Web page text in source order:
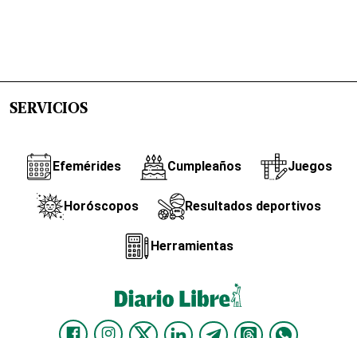
SERVICIOS
Efemérides Cumpleaños Juegos
Horóscopos Resultados deportivos
Herramientas